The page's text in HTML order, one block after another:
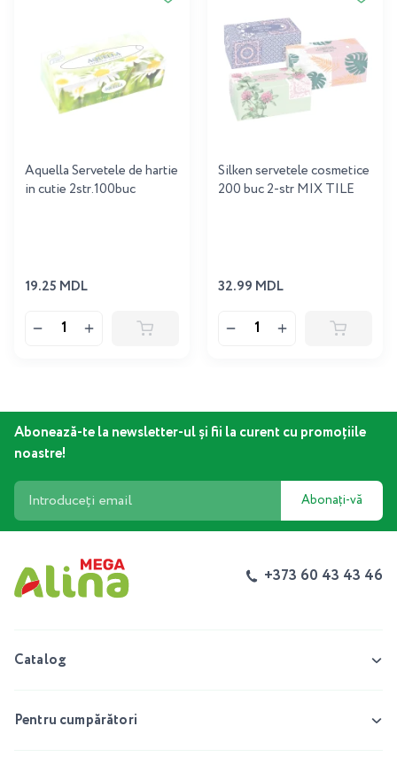
Aquella Servetele de hartie
in cutie 2str.100buc
19.25 MDL
Silken servetele cosmetice
200 buc 2-str MIX TILE
32.99 MDL
Abonează-te la newsletter-ul și fii la curent cu promoțiile
noastre!
Abonați-vă
+373 60 43 43 46
Catalog
Pentru cumpărători